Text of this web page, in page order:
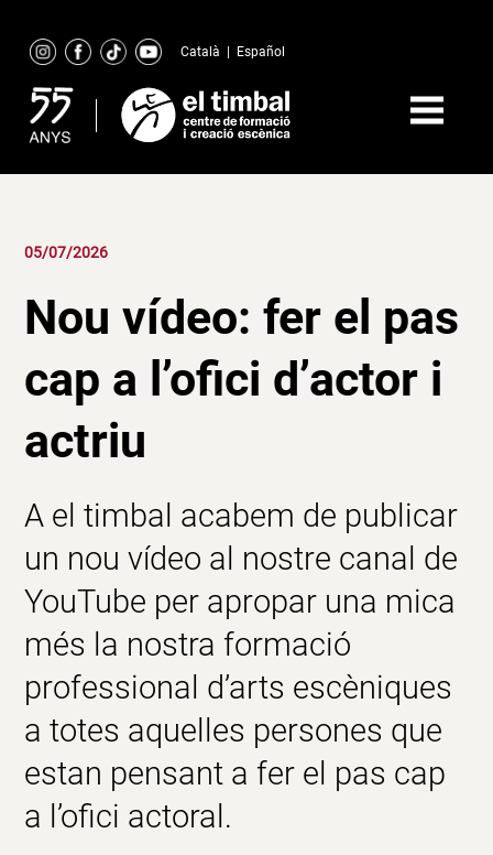
content
Català Español
05/07/2026
Nou vídeo: fer el pas
cap a l’ofici d’actor i
actriu
A el timbal acabem de publicar
un nou vídeo al nostre canal de
YouTube per apropar una mica
més la nostra formació
professional d’arts escèniques
a totes aquelles persones que
estan pensant a fer el pas cap
a l’ofici actoral.